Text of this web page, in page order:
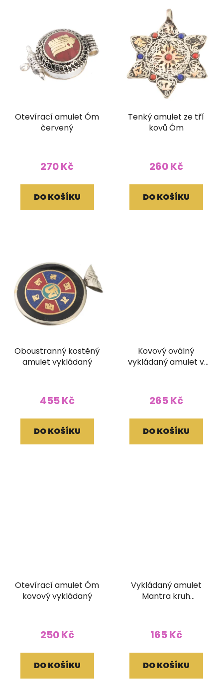
Otevírací amulet Óm
červený
270 Kč
DO KOŠÍKU
Tenký amulet ze tří
kovů Óm
260 Kč
DO KOŠÍKU
Oboustranný kostěný
amulet vykládaný
455 Kč
DO KOŠÍKU
Kovový oválný
vykládaný amulet v
265 Kč
DO KOŠÍKU
Otevírací amulet Óm
kovový vykládaný
250 Kč
DO KOŠÍKU
Vykládaný amulet
Mantra kruh
165 Kč
DO KOŠÍKU